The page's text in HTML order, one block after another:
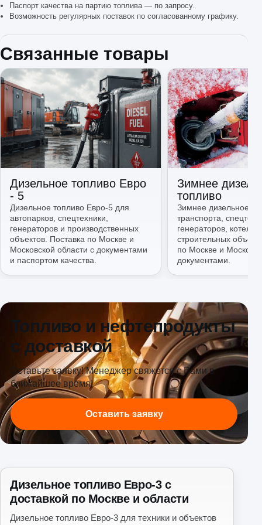
Паспорт качества на партию топлива — по запросу.
Возможность регулярных поставок по согласованному графику.
Связанные товары
Дизельное топливо Евро
- 5
Дизельное топливо Евро-5 для
автопарков, спецтехники,
генераторов и производственных
объектов. Поставка по Москве и
Московской области с документами
и паспортом качества.
Зимнее
топливо
Зимнее дизельное
транспорта,
генераторов,
строительных
по Москве и
документами.
Топливо и нефтепродукты
с доставкой
Оставьте заявку! Менеджер свяжется с Вами в
ближайшее время!
Оставить заявку
Дизельное топливо Евро-3 с
доставкой по Москве и области
Дизельное топливо Евро-3 для техники и объектов